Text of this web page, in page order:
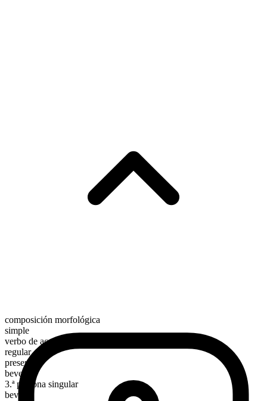
composición morfológica
simple
verbo de acción
regular
presente
bevel
3.ª persona singular
bevels